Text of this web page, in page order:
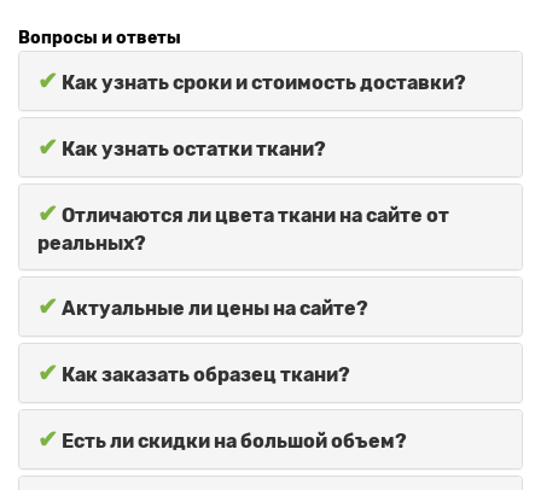
Вопросы и ответы
✔ Как узнать сроки и стоимость доставки?
✔ Как узнать остатки ткани?
✔ Отличаются ли цвета ткани на сайте от
реальных?
✔ Актуальные ли цены на сайте?
✔ Как заказать образец ткани?
✔ Есть ли скидки на большой объем?